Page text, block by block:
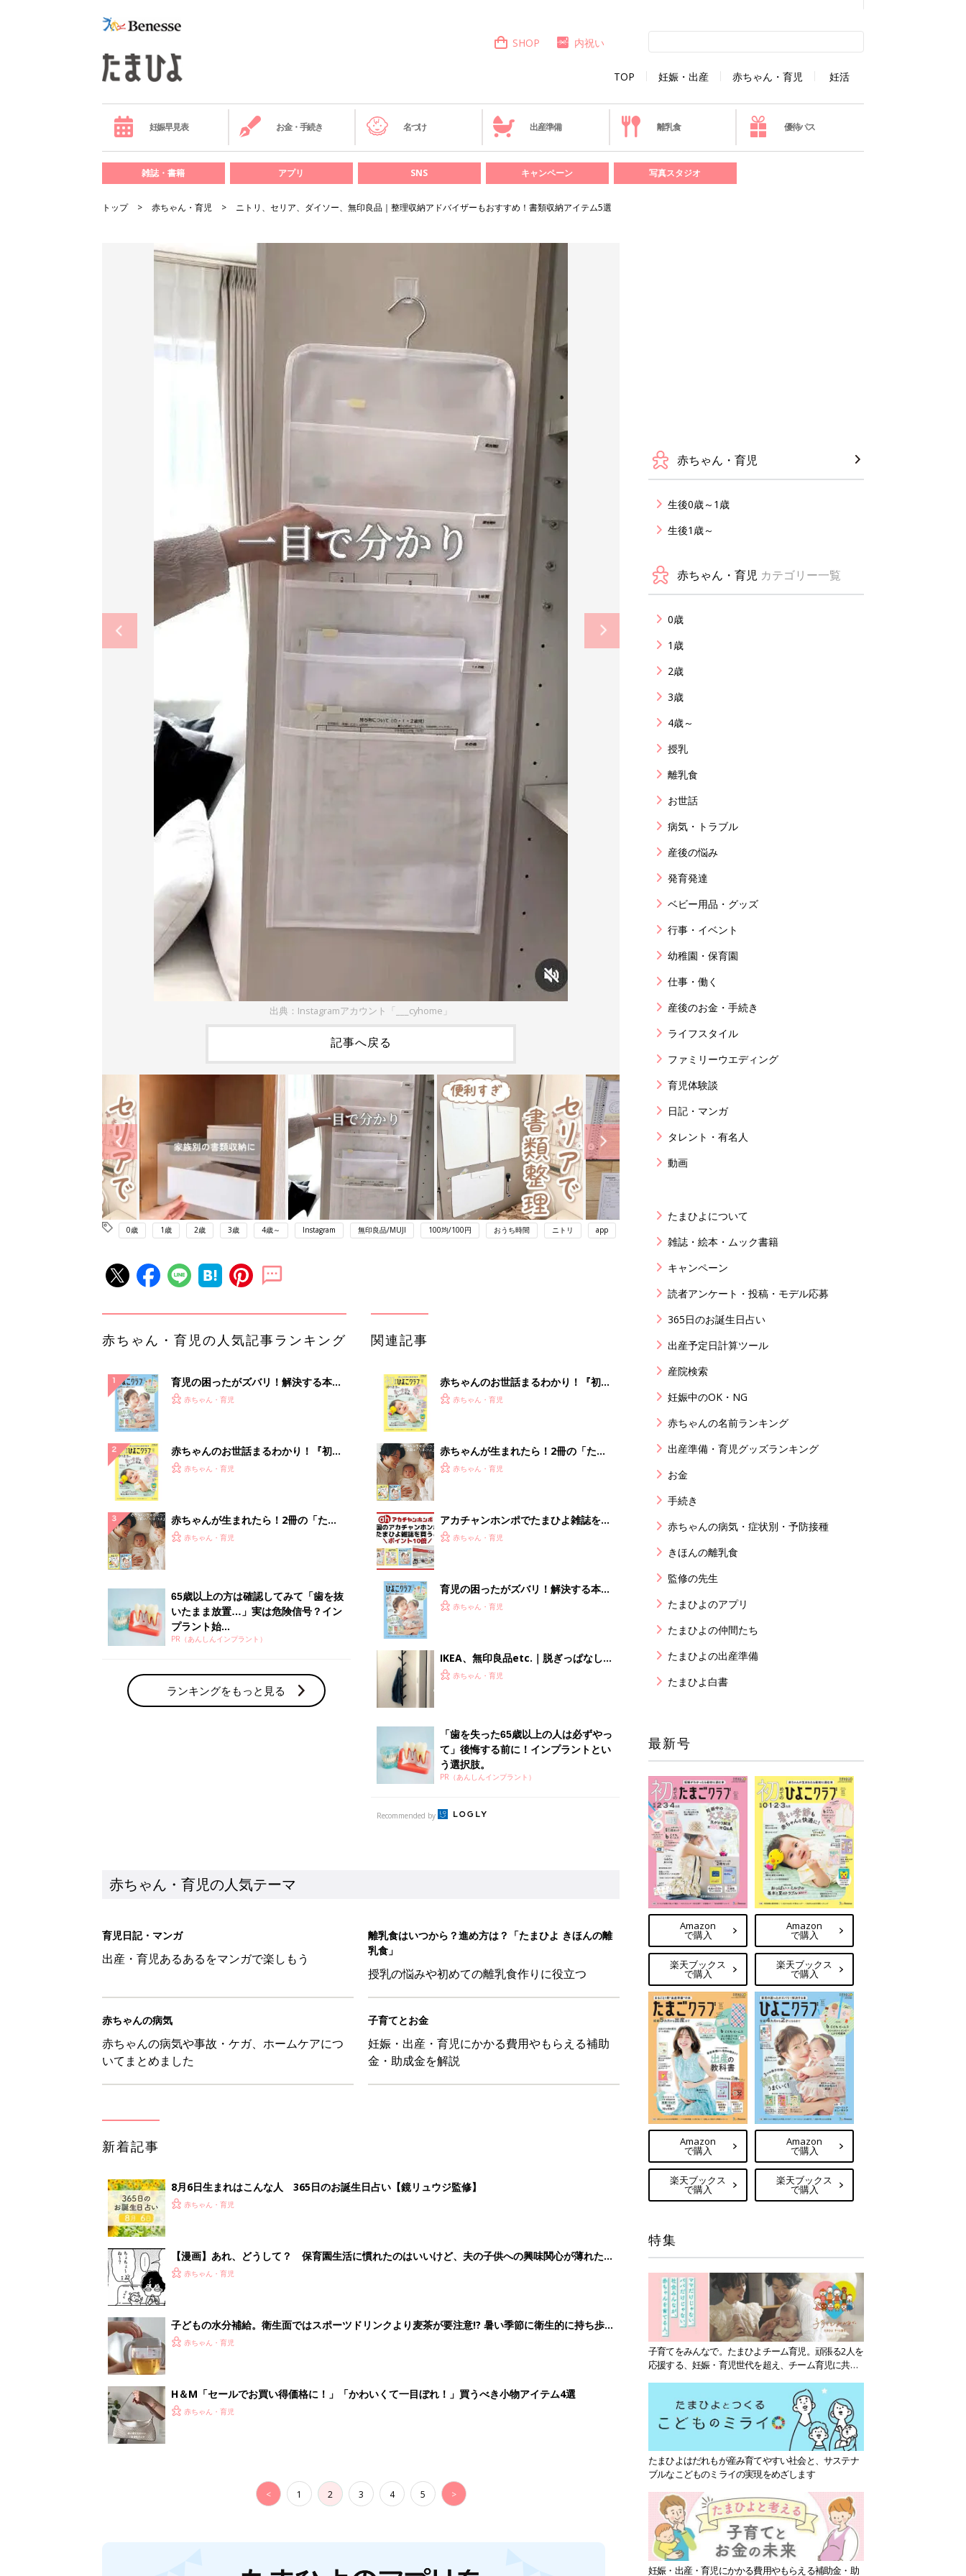
TOP 妊娠・出産 赤ちゃん・育児 妊活
SHOP 内祝い
妊娠早見表 お金・手続き 名づけ 出産準備 離乳食 優待パス
雑誌・書籍 アプリ SNS キャンペーン 写真スタジオ
トップ 赤ちゃん・育児 ニトリ、セリア、ダイソー、無印良品｜整理収納アドバイザーもおすすめ！書類収納アイテム5選
出典：Instagramアカウント「___cyhome」
記事へ戻る
0歳 1歳 2歳 3歳 4歳～ Instagram 無印良品/MUJI 100均/100円 おうち時間 ニトリ app
赤ちゃん・育児の人気記事ランキング
育児の困ったがズバリ！解決する本
『ひよこクラブ 夏号』 4カ月～2才
赤ちゃん・育児
赤ちゃんのお世話まるわかり！『初め
てのひよこクラブ 夏号』〈巻頭大特
赤ちゃん・育児
赤ちゃんが生まれたら！2冊の「たま
ひよ」
赤ちゃん・育児
65歳以上の方は確認してみて「歯を抜
いたまま放置…」実は危険信号？イン
プラント始...
PR（あんしんインプラント）
ランキングをもっと見る
関連記事
赤ちゃんのお世話まるわかり！『初め
てのひよこクラブ 夏号』〈巻頭大特
赤ちゃん・育児
赤ちゃんが生まれたら！2冊の「たま
ひよ」
赤ちゃん・育児
アカチャンホンポでたまひよ雑誌を買
うとポイント10倍【期間限定】
赤ちゃん・育児
育児の困ったがズバリ！解決する本
『ひよこクラブ 夏号』 4カ月～2才
赤ちゃん・育児
IKEA、無印良品etc.｜脱ぎっぱなし防
止に！整理収納アドバイザーもおすす
赤ちゃん・育児
「歯を失った65歳以上の人は必ずやっ
て」後悔する前に！インプラントとい
う選択肢。
PR（あんしんインプラント）
Recommended by
赤ちゃん・育児の人気テーマ
育児日記・マンガ
出産・育児あるあるをマンガで楽しもう
離乳食はいつから？進め方は？「たまひよ きほんの離
乳食」
授乳の悩みや初めての離乳食作りに役立つ
赤ちゃんの病気
赤ちゃんの病気や事故・ケガ、ホームケアにつ
いてまとめました
子育てとお金
妊娠・出産・育児にかかる費用やもらえる補助
金・助成金を解説
新着記事
8月6日生まれはこんな人 365日のお誕生日占い【鏡リュウジ監修】
赤ちゃん・育児
【漫画】あれ、どうして？ 保育園生活に慣れたのはいいけど、夫の子供への興味関心が薄れた気
がする……！『ふうふう子育て ＃91』
赤ちゃん・育児
子どもの水分補給。衛生面ではスポーツドリンクより麦茶が要注意!? 暑い季節に衛生的に持ち歩
く3つのコツとは？【専門家監修】
赤ちゃん・育児
H＆М「セールでお買い得価格に！」「かわいくて一目ぼれ！」買うべき小物アイテム4選
赤ちゃん・育児
< 1 2 3 4 5 >
赤ちゃん・育児
生後0歳～1歳
生後1歳～
赤ちゃん・育児 カテゴリー一覧
0歳
1歳
2歳
3歳
4歳～
授乳
離乳食
お世話
病気・トラブル
産後の悩み
発育発達
ベビー用品・グッズ
行事・イベント
幼稚園・保育園
仕事・働く
産後のお金・手続き
ライフスタイル
ファミリーウエディング
育児体験談
日記・マンガ
タレント・有名人
動画
たまひよについて
雑誌・絵本・ムック書籍
キャンペーン
読者アンケート・投稿・モデル応募
365日のお誕生日占い
出産予定日計算ツール
産院検索
妊娠中のOK・NG
赤ちゃんの名前ランキング
出産準備・育児グッズランキング
お金
手続き
赤ちゃんの病気・症状別・予防接種
きほんの離乳食
監修の先生
たまひよのアプリ
たまひよの仲間たち
たまひよの出産準備
たまひよ白書
最新号
Amazon
で購入
楽天ブックス
で購入
Amazon
で購入
楽天ブックス
で購入
Amazon
で購入
楽天ブックス
で購入
Amazon
で購入
楽天ブックス
で購入
特集
子育てをみんなで。たまひよチーム育児。頑張る2人を
応援する、妊娠・育児世代を超え、チーム育児に共感
たまひよはだれもが産み育てやすい社会と、サステナ
ブルなこどものミライの実現をめざします
妊娠・出産・育児にかかる費用やもらえる補助金・助